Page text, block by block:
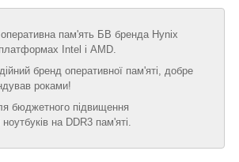
пам'ять БВ бренда Hynix
Intel і AMD.
бренд оперативної пам'яті, добре
роками!
бюджетного підвищення
ноутбуків на DDR3 пам'яті.